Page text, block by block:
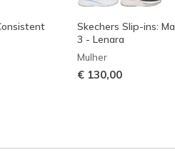
Skechers Slip-ins:
3 - Lenara
Mulher
€ 130,00